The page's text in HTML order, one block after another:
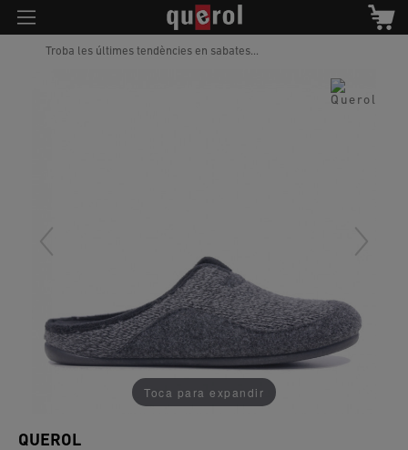
Troba les últimes tendències en sabates...
Toca para expandir
QUEROL